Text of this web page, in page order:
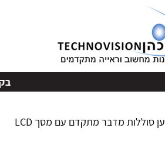
מטען סוללות מדבר מתקדם עם מסך LCD